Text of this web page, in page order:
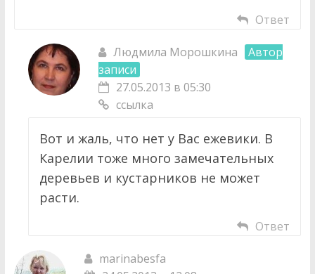
Ответ
Людмила Морошкина
Автор
записи
27.05.2013 в 05:30
ссылка
Вот и жаль, что нет у Вас ежевики. В
Карелии тоже много замечательных
деревьев и кустарников не может
расти.
Ответ
marinabesfa